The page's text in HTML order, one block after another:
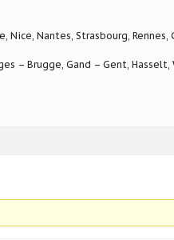
Nice, Nantes, Strasbourg, Rennes,
– Brugge, Gand – Gent, Hasselt,